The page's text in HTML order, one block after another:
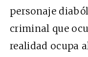
personaje
criminal que
realidad ocupa